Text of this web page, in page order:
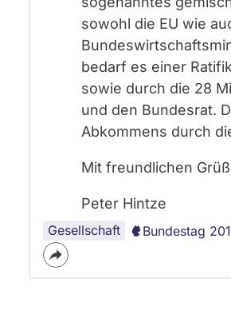
sowohl die EU wie
bedarf es einer
sowie durch die 28
und den Bundesrat.
Abkommens durch
Mit freundlichen
Peter Hintze
Gesellschaft Bundestag